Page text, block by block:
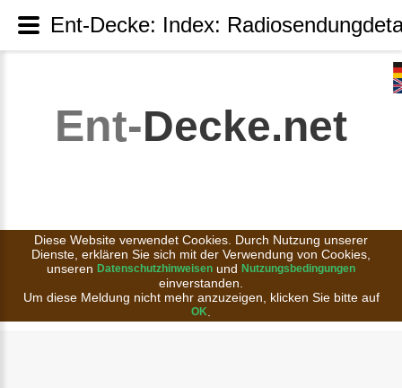
Ent-Decke.net
Diese Website verwendet Cookies. Durch Nutzung unserer
Dienste, erklären Sie sich mit der Verwendung von Cookies,
unseren Datenschutzhinweisen und Nutzungsbedingungen
einverstanden.
Um diese Meldung nicht mehr anzuzeigen, klicken Sie bitte auf
OK
Ent-Decke: Index: